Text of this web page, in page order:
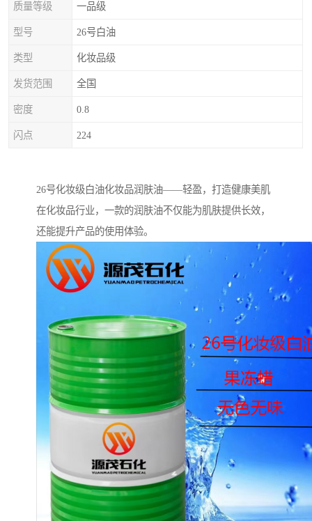
质量等级 一品级
型号 26号白油
类型 化妆品级
发货范围 全国
密度 0.8
闪点 224
26号化妆级白油化妆品润肤油——轻盈，打造健康美肌
在化妆品行业，一款的润肤油不仅能为肌肤提供长效，
还能提升产品的使用体验。